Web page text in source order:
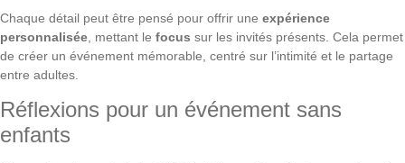
Chaque détail peut être pensé pour offrir une expérience
personnalisée , mettant le focus sur les invités présents. Cela permet
de créer un événement mémorable, centré sur l’intimité et le partage
entre adultes.
Réflexions pour un événement sans
enfants